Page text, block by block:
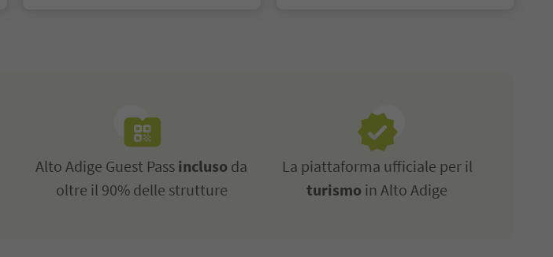
Alto Adige Guest Pass incluso da
oltre il 90% delle strutture
La piattaforma ufficiale per il
turismo in Alto Adige